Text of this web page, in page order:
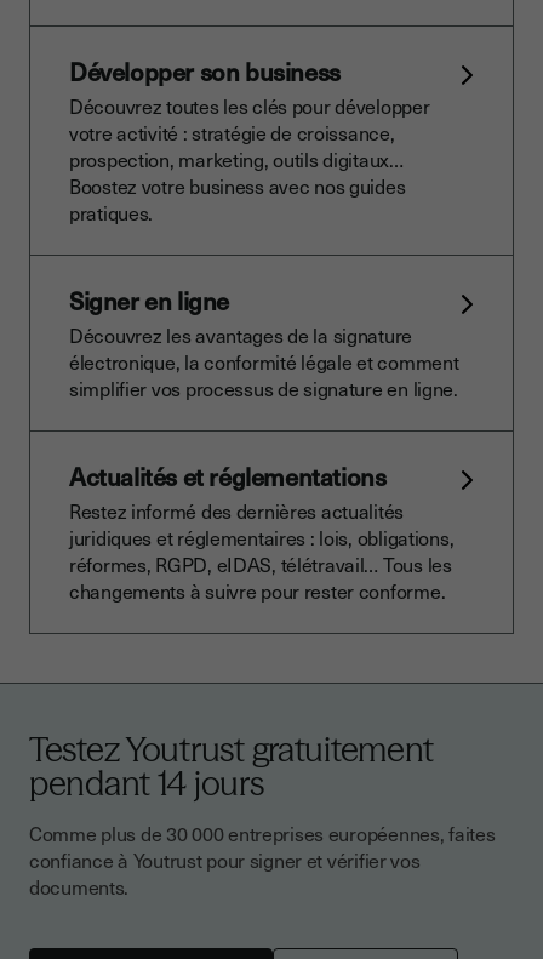
Développer son business
Découvrez toutes les clés pour développer
votre activité : stratégie de croissance,
prospection, marketing, outils digitaux…
Boostez votre business avec nos guides
pratiques.
Signer en ligne
Découvrez les avantages de la signature
électronique, la conformité légale et comment
simplifier vos processus de signature en ligne.
Actualités et réglementations
Restez informé des dernières actualités
juridiques et réglementaires : lois, obligations,
réformes, RGPD, eIDAS, télétravail… Tous les
changements à suivre pour rester conforme.
Testez Youtrust gratuitement
pendant 14 jours
Comme plus de 30 000 entreprises européennes, faites
confiance à Youtrust pour signer et vérifier vos
documents.